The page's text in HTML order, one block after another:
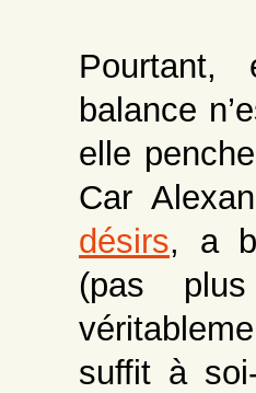
Pourtant,
balance
elle
Car
désirs, a
(pas
suffit à